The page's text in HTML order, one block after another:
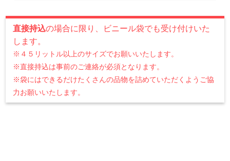
直接持込の場合に限り、ビニール袋でも受け付けいた
します。
※４５リットル以上のサイズでお願いいたします。
※直接持込は事前のご連絡が必須となります。
※袋にはできるだけたくさんの品物を詰めていただくようご協
力お願いいたします。